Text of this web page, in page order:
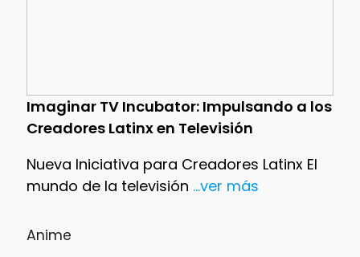
Imaginar TV Incubator: Impulsando a los
Creadores Latinx en Televisión
Nueva Iniciativa para Creadores Latinx El
mundo de la televisión ...ver más
Anime